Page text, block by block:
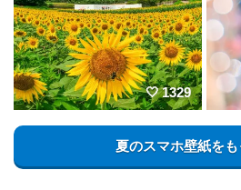
1329
夏のスマホ壁紙を